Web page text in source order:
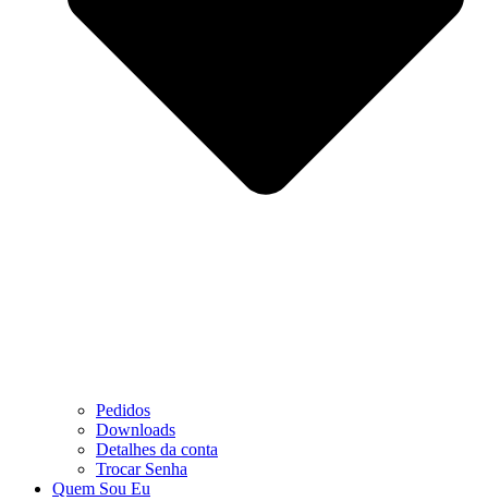
Pedidos
Downloads
Detalhes da conta
Trocar Senha
Quem Sou Eu